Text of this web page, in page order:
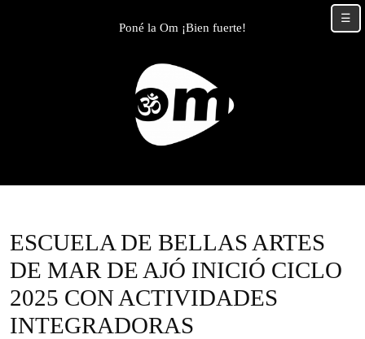
Poné la Om ¡Bien fuerte!
ESCUELA DE BELLAS ARTES
DE MAR DE AJÓ INICIÓ CICLO
2025 CON ACTIVIDADES
INTEGRADORAS
☰